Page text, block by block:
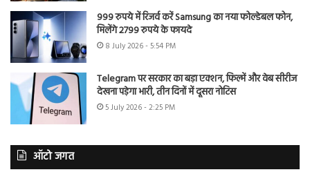
999 रुपये में रिजर्व करें Samsung का नया फोल्डेबल फोन,
मिलेंगे 2799 रुपये के फायदे
8 July 2026 - 5:54 PM
Telegram पर सरकार का बड़ा एक्शन, फिल्में और वेब सीरीज
देखना पड़ेगा भारी, तीन दिनों में दूसरा नोटिस
5 July 2026 - 2:25 PM
ऑटो जगत